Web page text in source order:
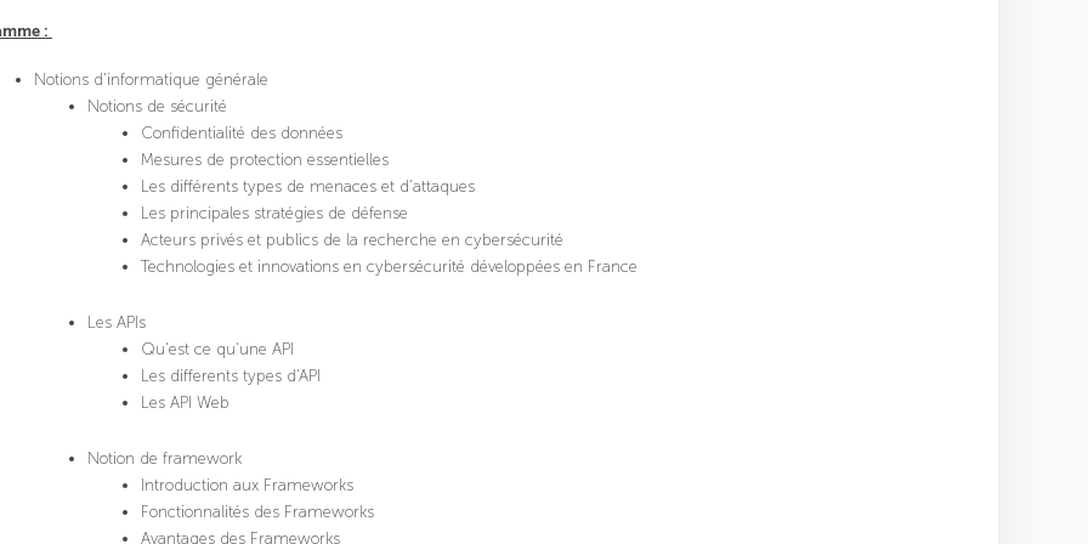
:
Notions d'informatique générale
Notions de sécurité
Confidentialité des données
Mesures de protection essentielles
Les différents types de menaces et d'attaques
Les principales stratégies de défense
Acteurs privés et publics de la recherche en cybersécurité
Technologies et innovations en cybersécurité développées en France
Les APIs
Qu'est ce qu'une API
Les differents types d'API
Les API Web
Notion de framework
Introduction aux Frameworks
Fonctionnalités des Frameworks
Avantages des Frameworks